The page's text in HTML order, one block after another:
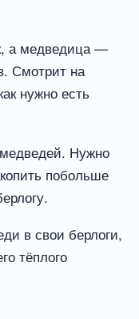
а медведица —
Смотрит на
нужно есть
Нужно
побольше
в свои берлоги,
тёплого